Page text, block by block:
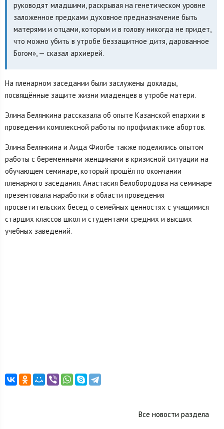
руководят младшими, раскрывая на генетическом уровне
заложенное предками духовное предназначение быть
матерями и отцами, которым и в голову никогда не придет,
что можно убить в утробе беззащитное дитя, дарованное
Богом», — сказал архиерей.
На пленарном заседании были заслужены доклады,
посвящённые защите жизни младенцев в утробе матери.
Элина Белянкина рассказала об опыте Казанской епархии в
проведении комплексной работы по профилактике абортов.
Элина Белянкина и Аида Фиогбе также поделились опытом
работы с беременными женщинами в кризисной ситуации на
обучающем семинаре, который прошёл по окончании
пленарного заседания. Анастасия Белобородова на семинаре
презентовала наработки в области проведения
просветительских бесед о семейных ценностях с учащимися
старших классов школ и студентами средних и высших
учебных заведений.
Все новости раздела